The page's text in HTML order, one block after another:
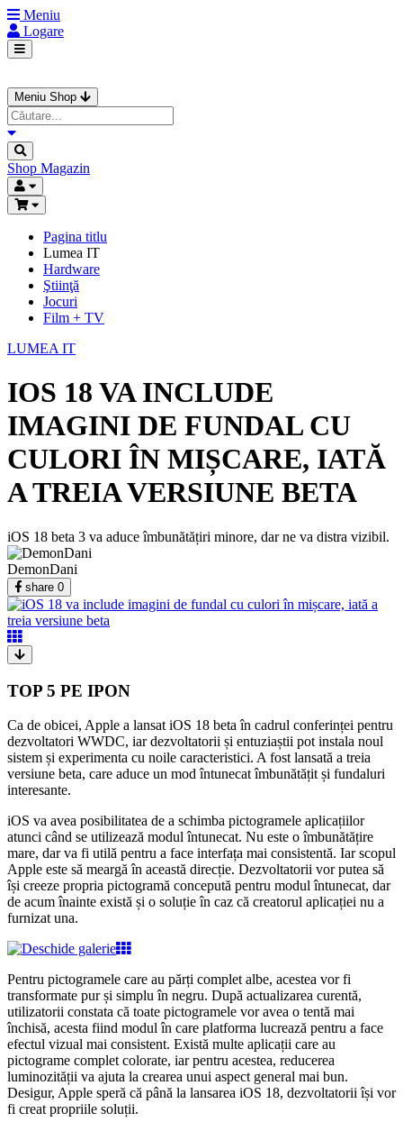
Meniu
Logare
Meniu Shop
Shop Magazin
Pagina titlu
Lumea IT
Hardware
Ştiinţă
Jocuri
Film + TV
LUMEA IT
IOS 18 VA INCLUDE
IMAGINI DE FUNDAL CU
CULORI ÎN MIȘCARE, IATĂ
A TREIA VERSIUNE BETA
iOS 18 beta 3 va aduce îmbunătățiri minore, dar ne va distra vizibil.
DemonDani
share 0
TOP 5 PE IPON
Ca de obicei, Apple a lansat iOS 18 beta în cadrul conferinței pentru
dezvoltatori WWDC, iar dezvoltatorii și entuziaștii pot instala noul
sistem și experimenta cu noile caracteristici. A fost lansată a treia
versiune beta, care aduce un mod întunecat îmbunătățit și fundaluri
interesante.
iOS va avea posibilitatea de a schimba pictogramele aplicațiilor
atunci când se utilizează modul întunecat. Nu este o îmbunătățire
mare, dar va fi utilă pentru a face interfața mai consistentă. Iar scopul
Apple este să meargă în această direcție. Dezvoltatorii vor putea să
își creeze propria pictogramă concepută pentru modul întunecat, dar
de acum înainte există și o soluție în caz că creatorul aplicației nu a
furnizat una.
Pentru pictogramele care au părți complet albe, acestea vor fi
transformate pur și simplu în negru. După actualizarea curentă,
utilizatorii constata că toate pictogramele vor avea o tentă mai
închisă, acesta fiind modul în care platforma lucrează pentru a face
efectul vizual mai consistent. Există multe aplicații care au
pictograme complet colorate, iar pentru acestea, reducerea
luminozității va ajuta la crearea unui aspect general mai bun.
Desigur, Apple speră că până la lansarea iOS 18, dezvoltatorii își vor
fi creat propriile soluții.